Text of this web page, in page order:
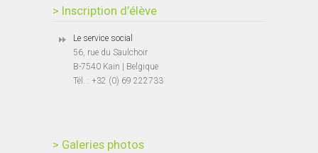
> Inscription d’élève
Le service social
56, rue du Saulchoir
B-7540 Kain | Belgique
Tél. : +32 (0) 69 222733
> Galeries photos